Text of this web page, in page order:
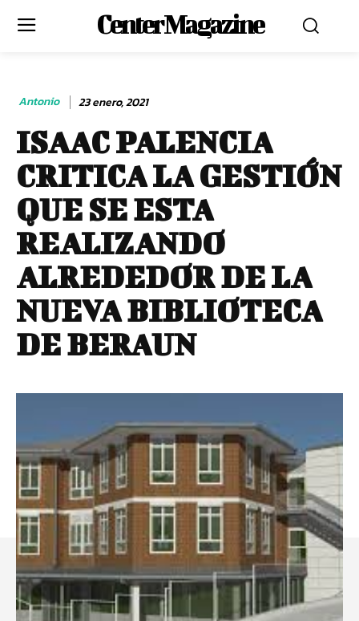
Center Magazine
Antonio 23 enero, 2021
ISAAC PALENCIA
CRITICA LA GESTIÓN
QUE SE ESTA
REALIZANDO
ALREDEDOR DE LA
NUEVA BIBLIOTECA
DE BERAUN